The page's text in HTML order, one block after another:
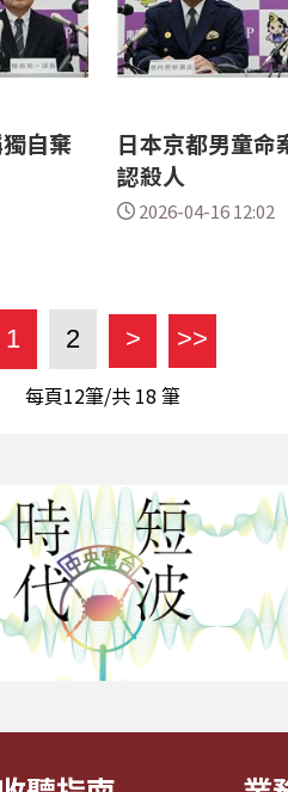
自棄
日本京都男童命
認殺人
2026-04-16 12:02
1 2 > >>
每頁12筆/共 18 筆